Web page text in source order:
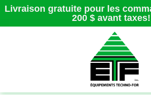
Livraison gratuite pour les
200 $ avant